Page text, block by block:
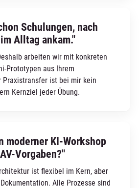
Schulungen, nach
Alltag ankam."
arbeiten wir mit konkreten
Prototypen aus Ihrem
Praxistransfer ist bei mir kein
Kernziel jeder Übung.
moderner KI-Workshop
Vorgaben?"
ist flexibel im Kern, aber
Alle Prozesse sind